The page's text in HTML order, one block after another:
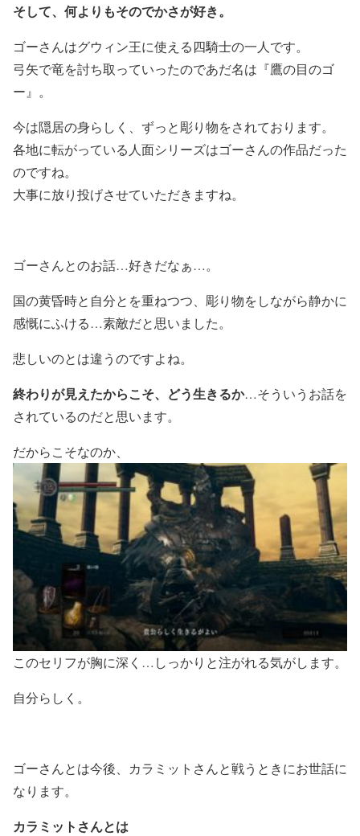
そして、何よりもそのでかさが好き。
ゴーさんはグウィン王に使える四騎士の一人です。
弓矢で竜を討ち取っていったのであだ名は『鷹の目のゴ
ー』。
今は隠居の身らしく、ずっと彫り物をされております。
各地に転がっている人面シリーズはゴーさんの作品だった
のですね。
大事に放り投げさせていただきますね。
ゴーさんとのお話…好きだなぁ…。
国の黄昏時と自分とを重ねつつ、彫り物をしながら静かに
感慨にふける…素敵だと思いました。
悲しいのとは違うのですよね。
終わりが見えたからこそ、どう生きるか…そういうお話を
されているのだと思います。
だからこそなのか、
このセリフが胸に深く…しっかりと注がれる気がします。
自分らしく。
ゴーさんとは今後、カラミットさんと戦うときにお世話に
なります。
カラミットさんとは